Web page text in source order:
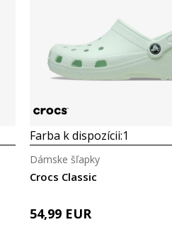
Farba k dispozícii:1
Crocs Classic
Dámske šľapky
54,99 EUR